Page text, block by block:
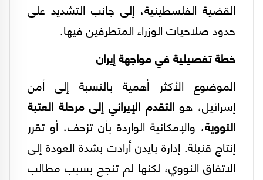
القضية الفلسطينية، إلى جانب التشديد على
حدود صلاحيات الوزراء المتطرفين فيها.
خطة تفصيلية في مواجهة إيران
الموضوع الأكثر أهمية بالنسبة إلى أمن
إسرائيل، هوالتقدم الإيراني إلى مرحلة العتبة
النووية، والإمكانية الواردة بأن تزحف، أو تقرر
إنتاج قنبلة. إدارة بايدن أرادت بشدة العودة إلى
الاتفاق النووي، لكنها لم تنجح بسبب مطالب